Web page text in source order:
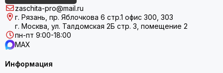
zaschita-pro@mail.ru
г. Рязань, пр. Яблочкова 6 стр.1 офис 300, 303
г. Москва, ул. Талдомская 2Б стр. 3, помещение 2
пн-пт 9:00-18:00
MAX
Информация